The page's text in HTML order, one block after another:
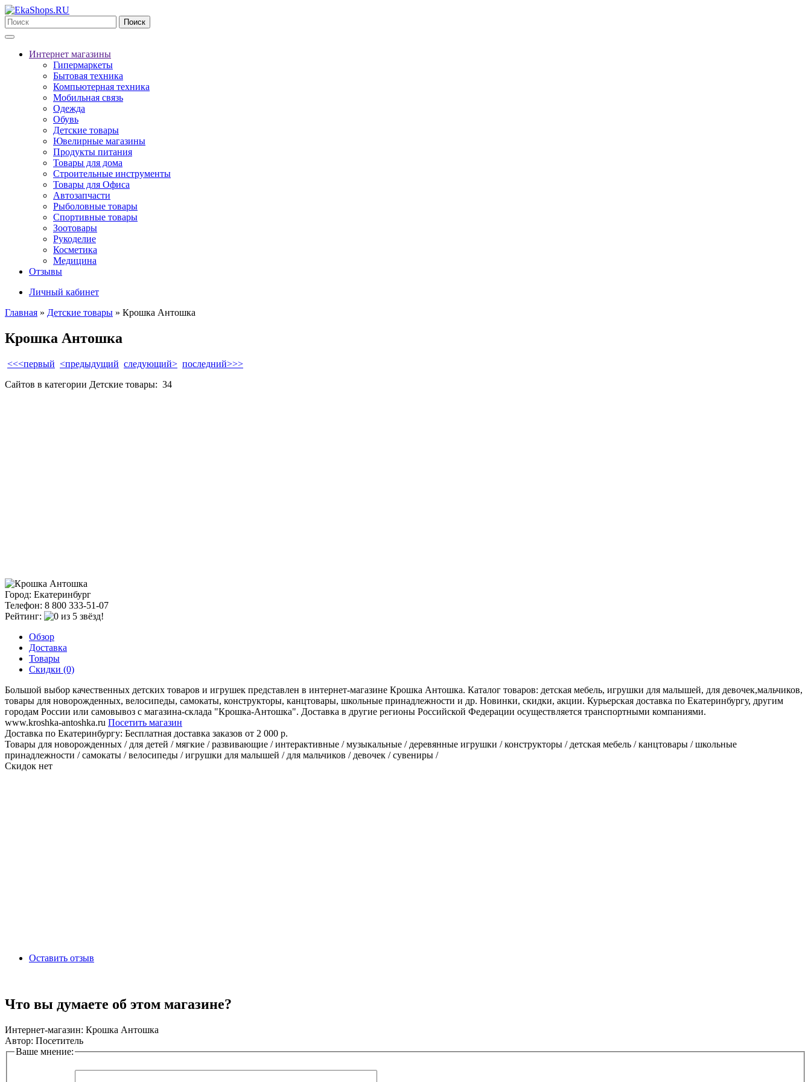
Поиск
Интернет магазины
Гипермаркеты
Бытовая техника
Компьютерная техника
Мобильная связь
Одежда
Обувь
Детские товары
Ювелирные магазины
Продукты питания
Товары для дома
Строительные инструменты
Товары для Офиса
Автозапчасти
Рыболовные товары
Спортивные товары
Зоотовары
Рукоделие
Косметика
Медицина
Отзывы
Личный кабинет
Главная » Детские товары » Крошка Антошка
Крошка Антошка
<<<первый <предыдущий следующий> последний>>>
Сайтов в категории Детские товары: 34
Город: Екатеринбург
Телефон: 8 800 333-51-07
Рейтинг:
Обзор
Доставка
Товары
Скидки (0)
Большой выбор качественных детских товаров и игрушек представлен в интернет-магазине Крошка Антошка. Каталог товаров: детская мебель, игрушки для малышей, для девочек,мальчиков,
товары для новорожденных, велосипеды, самокаты, конструкторы, канцтовары, школьные принадлежности и др. Новинки, скидки, акции. Курьерская доставка по Екатеринбургу, другим
городам России или самовывоз с магазина-склада "Крошка-Антошка". Доставка в другие регионы Российской Федерации осуществляется транспортными компаниями.
www.kroshka-antoshka.ru Посетить магазин
Доставка по Екатеринбургу: Бесплатная доставка заказов от 2 000 р.
Товары для новорожденных / для детей / мягкие / развивающие / интерактивные / музыкальные / деревянные игрушки / конструкторы / детская мебель / канцтовары / школьные
принадлежности / самокаты / велосипеды / игрушки для малышей / для мальчиков / девочек / сувениры /
Скидок нет
Оставить отзыв
Что вы думаете об этом магазине?
Интернет-магазин: Крошка Антошка
Автор: Посетитель
Ваше мнение: